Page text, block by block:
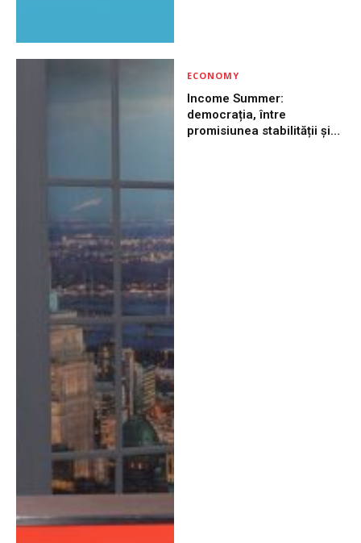
ECONOMY
Income Summer:
democrația, între
promisiunea stabilității și